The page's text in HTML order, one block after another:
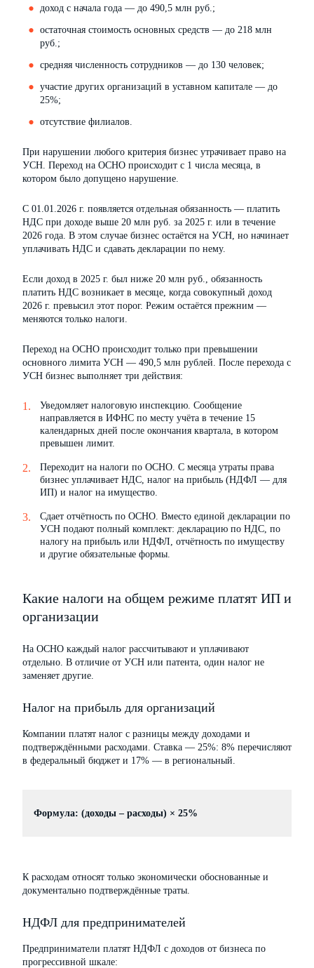
доход с начала года — до 490,5 млн руб.;
остаточная стоимость основных средств — до 218 млн
руб.;
средняя численность сотрудников — до 130 человек;
участие других организаций в уставном капитале — до
25%;
отсутствие филиалов.
При нарушении любого критерия бизнес утрачивает право на
УСН. Переход на ОСНО происходит с 1 числа месяца, в
котором было допущено нарушение.
С 01.01.2026 г. появляется отдельная обязанность — платить
НДС при доходе выше 20 млн руб. за 2025 г. или в течение
2026 года. В этом случае бизнес остаётся на УСН, но начинает
уплачивать НДС и сдавать декларации по нему.
Если доход в 2025 г. был ниже 20 млн руб., обязанность
платить НДС возникает в месяце, когда совокупный доход
2026 г. превысил этот порог. Режим остаётся прежним —
меняются только налоги.
Переход на ОСНО происходит только при превышении
основного лимита УСН — 490,5 млн рублей. После перехода с
УСН бизнес выполняет три действия:
Уведомляет налоговую инспекцию. Сообщение
направляется в ИФНС по месту учёта в течение 15
календарных дней после окончания квартала, в котором
превышен лимит.
Переходит на налоги по ОСНО. С месяца утраты права
бизнес уплачивает НДС, налог на прибыль (НДФЛ — для
ИП) и налог на имущество.
Сдает отчётность по ОСНО. Вместо единой декларации по
УСН подают полный комплект: декларацию по НДС, по
налогу на прибыль или НДФЛ, отчётность по имуществу
и другие обязательные формы.
Какие налоги на общем режиме платят ИП и
организации
На ОСНО каждый налог рассчитывают и уплачивают
отдельно. В отличие от УСН или патента, один налог не
заменяет другие.
Налог на прибыль для организаций
Компании платят налог с разницы между доходами и
подтверждёнными расходами. Ставка — 25%: 8% перечисляют
в федеральный бюджет и 17% — в региональный.
Формула: (доходы – расходы) × 25%
К расходам относят только экономически обоснованные и
документально подтверждённые траты.
НДФЛ для предпринимателей
Предприниматели платят НДФЛ с доходов от бизнеса по
прогрессивной шкале: